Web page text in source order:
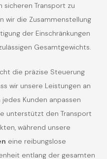
sicheren Transport zu
wir die Zusammenstellung
der Einschränkungen
Gesamtgewichts.
die präzise Steuerung
wir unsere Leistungen an
Kunden anpassen
unterstützt den Transport
während unsere
eine reibungslose
entlang der gesamten